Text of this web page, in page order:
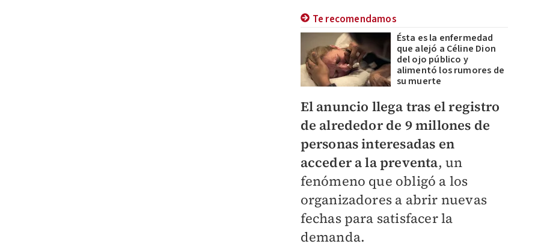
Te recomendamos
Ésta es la enfermedad
que alejó a Céline Dion
del ojo público y
alimentó los rumores de
su muerte
El anuncio llega tras el registro
de alrededor de 9 millones de
personas interesadas en
acceder a la preventa, un
fenómeno que obligó a los
organizadores a abrir nuevas
fechas para satisfacer la
demanda.